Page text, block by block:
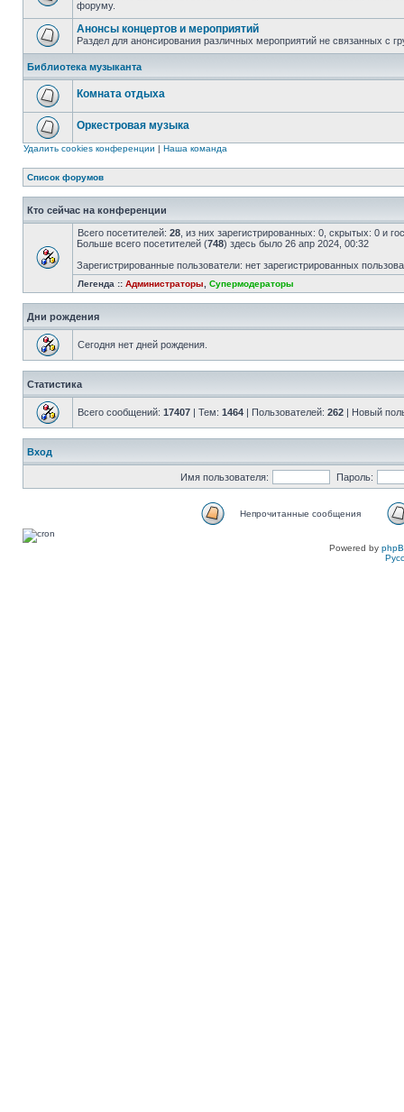
форуму.
Анонсы концертов и мероприятий
Раздел для анонсирования различных мероприятий не связанных с
Библиотека музыканта
Комната отдыха
Оркестровая музыка
Удалить cookies конференции | Наша команда
Список форумов
Кто сейчас на конференции
Всего посетителей: 28 , из них зарегистрированных: 0, скрытых: 0 и
Больше всего посетителей (748) здесь было 26 апр 2024, 00:32
Зарегистрированные пользователи: нет зарегистрированных
Легенда :: Администраторы Супермодераторы
Дни рождения
Сегодня нет дней рождения.
Статистика
Всего сообщений: 17407 | Тем: 1464 | Пользователей: 262 | Новый
Вход
Имя пользователя: Пароль:
Непрочитанные сообщения
Powered by